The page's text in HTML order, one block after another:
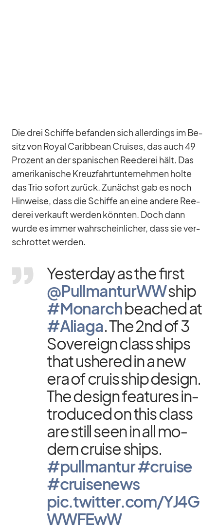
Die drei Schiffe be­fan­den sich al­ler­dings im Be­
sitz von Royal Ca­rib­bean Crui­ses, das auch 49
Pro­zent an der spa­ni­schen Ree­de­rei hält. Das
ame­ri­ka­ni­sche Kreuz­fahrt­un­ter­neh­men holte
das Trio so­fort zu­rück. Zu­nächst gab es noch
Hin­weise, dass die Schiffe an eine an­dere Ree­
de­rei ver­kauft wer­den könn­ten. Doch dann
wurde es im­mer wahr­schein­li­cher, dass sie ver­
schrot­tet wer­den.
Yes­ter­day as the first
@PullmanturWWship
#Mon­archbe­a­ched at
#Ali­aga. The 2nd of 3
So­ve­reign class ships
that us­he­red in a new
era of cruis ship de­sign.
The de­sign fea­tures in­
tro­du­ced on this class
are still seen in all mo­
dern cruise ships.
#pull­man­tur#cruise
#crui­senews
pic.twitter.com/YJ4G
WWFEwW